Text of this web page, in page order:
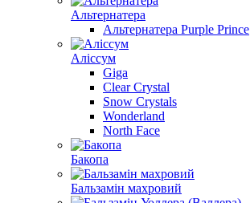
Альтернатера
Альтернатера Purple Prince
Алiссум
Giga
Clear Crystal
Snow Crystals
Wonderland
North Face
Бакопа
Бальзамiн махровий